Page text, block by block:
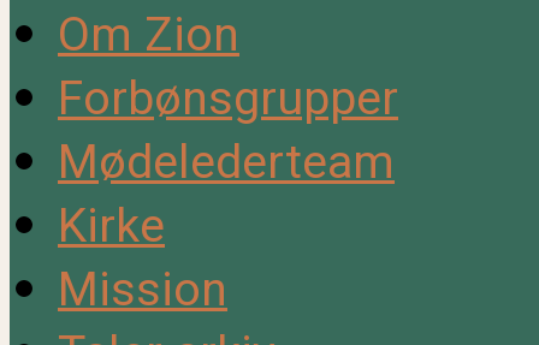
Om Zion
Forbønsgrupper
Mødelederteam
Kirke
Mission